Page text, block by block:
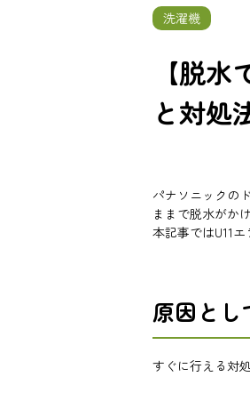
洗濯機
【脱
と対処
パナソニックの
ままで脱水がか
本記事ではU11
原因とし
すぐに行える対